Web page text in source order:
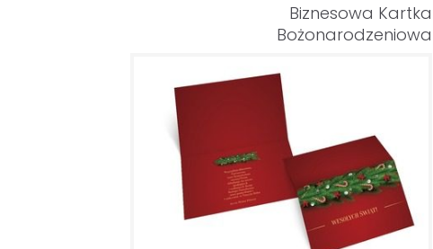
Biznesowa Kartka
Bożonarodzeniowa